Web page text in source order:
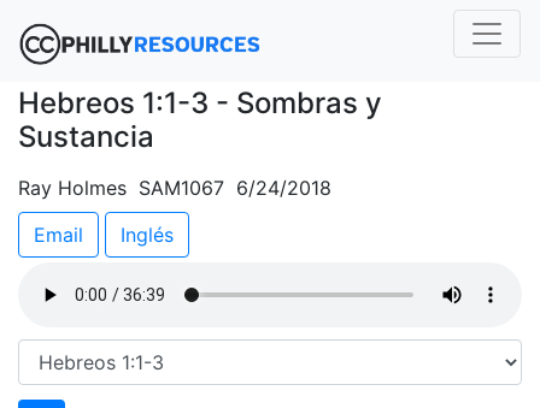
Hebreos 1:1-3 - Sombras y
Sustancia
Ray Holmes SAM1067 6/24/2018
Email
Inglés